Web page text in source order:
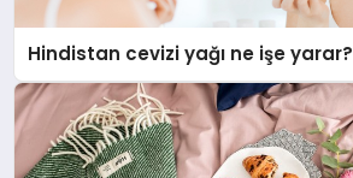
Hindistan cevizi yağı ne işe yarar?